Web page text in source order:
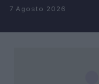
Salta al contenuto
7 Agosto 2026